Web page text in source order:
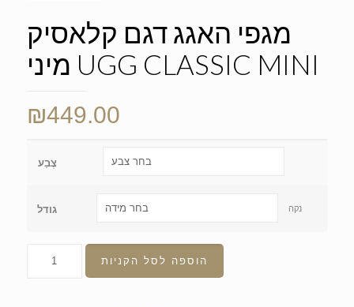
מגפי האגג דגם קלאסיק
מיני UGG CLASSIC MINI
₪449.00
צֶבַע
גודל נקה
הוספה לסל הקניות